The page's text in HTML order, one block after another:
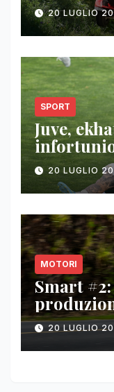
20 LUGLIO
SPORT
Juve,
20 LUGLIO
MOTORI
Smart
del paris
20 LUGLIO